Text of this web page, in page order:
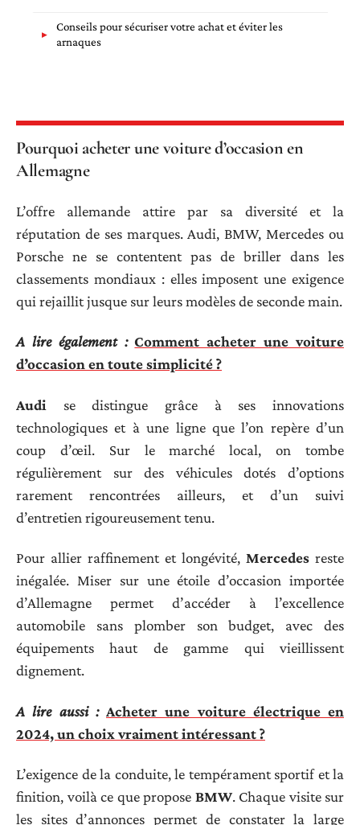
Conseils pour sécuriser votre achat et éviter les
arnaques
Pourquoi acheter une voiture d’occasion en
Allemagne
L’offre allemande attire par sa diversité et la
réputation de ses marques. Audi, BMW, Mercedes ou
Porsche ne se contentent pas de briller dans les
classements mondiaux : elles imposent une exigence
qui rejaillit jusque sur leurs modèles de seconde main.
A lire également : Comment acheter une voiture
d’occasion en toute simplicité ?
Audi se distingue grâce à ses innovations
technologiques et à une ligne que l’on repère d’un
coup d’œil. Sur le marché local, on tombe
régulièrement sur des véhicules dotés d’options
rarement rencontrées ailleurs, et d’un suivi
d’entretien rigoureusement tenu.
Pour allier raffinement et longévité, Mercedes reste
inégalée. Miser sur une étoile d’occasion importée
d’Allemagne permet d’accéder à l’excellence
automobile sans plomber son budget, avec des
équipements haut de gamme qui vieillissent
dignement.
A lire aussi : Acheter une voiture électrique en
2024, un choix vraiment intéressant ?
L’exigence de la conduite, le tempérament sportif et la
finition, voilà ce que propose BMW. Chaque visite sur
les sites d’annonces permet de constater la large